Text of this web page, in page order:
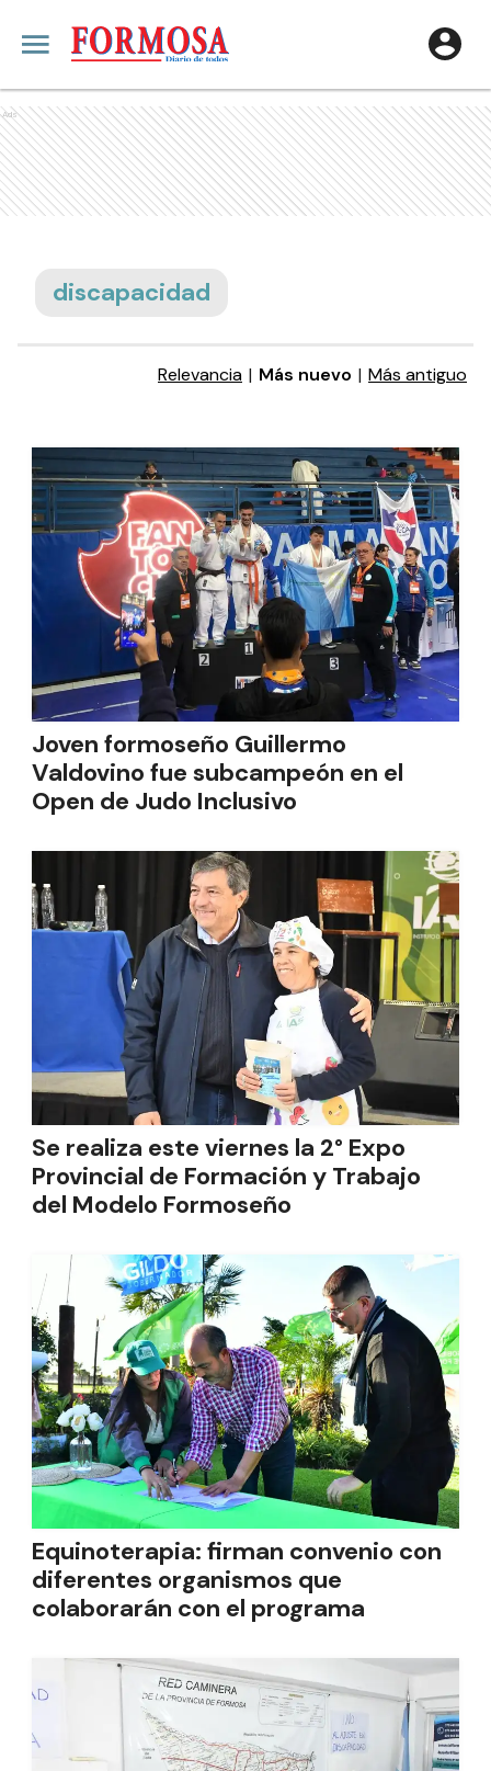
Ads
discapacidad
Relevancia | Más nuevo | Más antiguo
Joven formoseño Guillermo
Valdovino fue subcampeón en el
Open de Judo Inclusivo
Se realiza este viernes la 2° Expo
Provincial de Formación y Trabajo
del Modelo Formoseño
Equinoterapia: firman convenio con
diferentes organismos que
colaborarán con el programa